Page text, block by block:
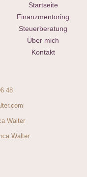
Startseite
Finanzmentoring
Steuerberatung
Über mich
Kontakt
48
Walter
Walter